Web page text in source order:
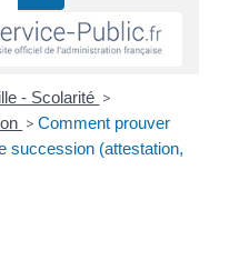
- Scolarité >
> Comment prouver
succession (attestation,